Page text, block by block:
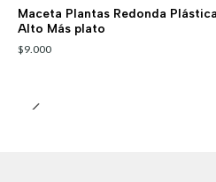
Maceta Plantas Redonda
Alto Más plato
$9.000